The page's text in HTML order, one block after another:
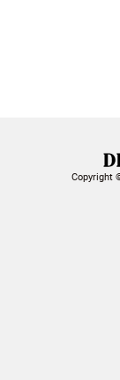
Copyright